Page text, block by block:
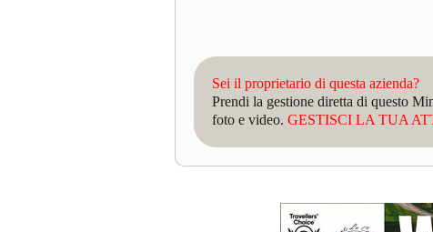
Sei il proprietario di questa azienda?
Prendi la gestione diretta di questo
foto e video. GESTISCI LA TUA